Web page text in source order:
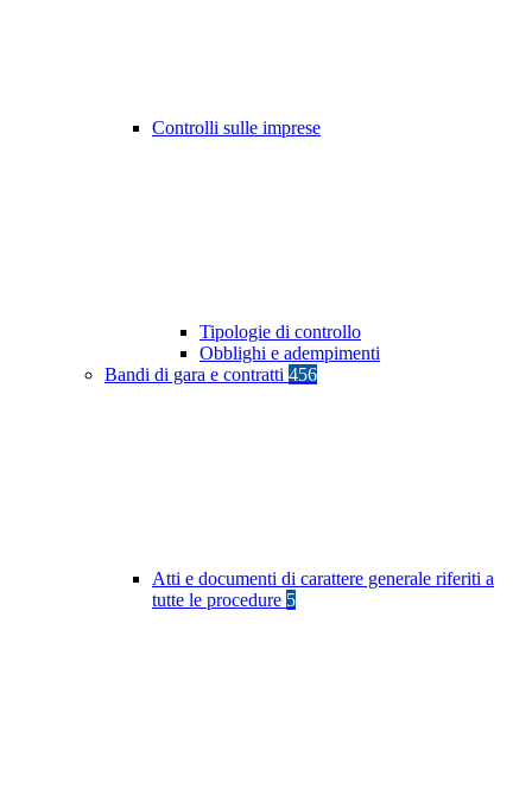
Controlli sulle imprese
Tipologie di controllo
Obblighi e adempimenti
Bandi di gara e contratti 456
Atti e documenti di carattere generale riferiti a
tutte le procedure 5